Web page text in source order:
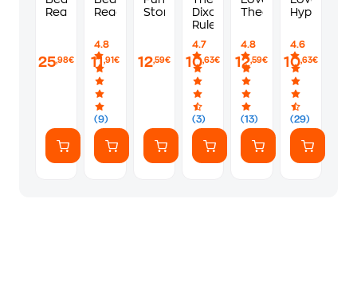
Read
25,98€
Read
4.8
(9)
11 ,91€
Story
12,59€
Dixon
Rule
4.7
(3)
10,63€
Theoretically
4.8
(13)
12,59€
Hypothesis
4.6
(29)
10,63€